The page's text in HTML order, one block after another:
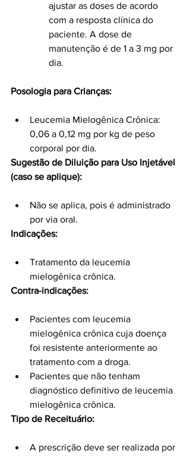
ajustar as doses de acordo
com a resposta clínica do
paciente. A dose de
manutenção é de 1 a 3 mg por
dia.
Posologia para Crianças:
Leucemia Mielogênica Crônica:
0,06 a 0,12 mg por kg de peso
corporal por dia.
Sugestão de Diluição para Uso Injetável
(caso se aplique):
Não se aplica, pois é administrado
por via oral.
Indicações:
Tratamento da leucemia
mielogênica crônica.
Contra-indicações:
Pacientes com leucemia
mielogênica crônica cuja doença
foi resistente anteriormente ao
tratamento com a droga.
Pacientes que não tenham
diagnóstico definitivo de leucemia
mielogênica crônica.
Tipo de Receituário:
A prescrição deve ser realizada por